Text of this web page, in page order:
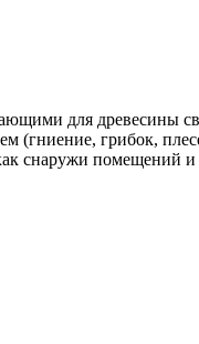
для древесины
(гниение, грибок,
снаружи помещений